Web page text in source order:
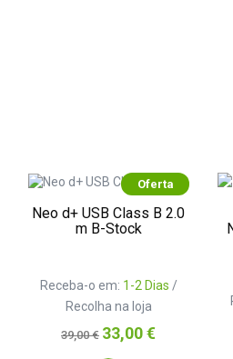
Oferta
Neo d+ USB Class B 2.0
m B-Stock
Receba-o em: 1-2 Dias /
Recolha na loja
Preço
normal
39,00 € Preço
33,00 €